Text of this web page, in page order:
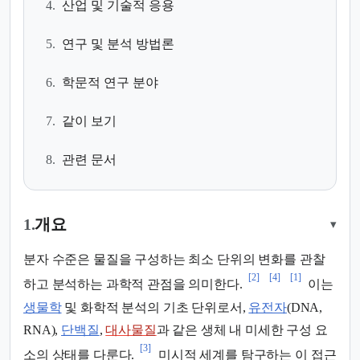
4. 산업 및 기술적 응용
5. 연구 및 분석 방법론
6. 학문적 연구 분야
7. 같이 보기
8. 관련 문서
1.개요 ▾
분자 수준은 물질을 구성하는 최소 단위의 변화를 관찰
하고 분석하는 과학적 관점을 의미한다.
[2] [4] [1]
이는
생물학및 화학적 분석의 기초 단위로서, 유전자(DNA,
RNA), 단백질,대사물질과 같은 생체 내 미세한 구성 요
소의 상태를 다룬다.
[3]
미시적 세계를 탐구하는 이 접근